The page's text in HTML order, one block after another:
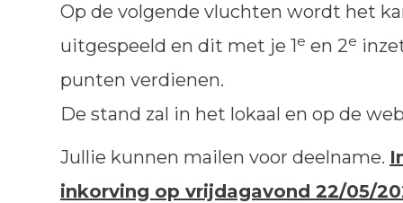
Op de volgende vluchten wordt het
uitgespeeld en dit met je 1e en 2e
punten verdienen.
De stand zal in het lokaal en op de
Jullie kunnen mailen voor deelname.
inkorving op vrijdagavond 22/05/